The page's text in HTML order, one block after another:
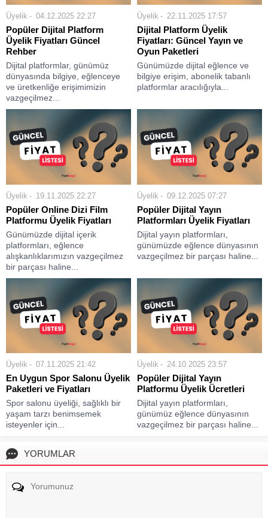
Üyelik 04.12.2025 22:27
Popüler Dijital Platform
Üyelik Fiyatları Güncel
Rehber
Dijital platformlar, günümüz
dünyasında bilgiye, eğlenceye
ve üretkenliğe erişimimizin
vazgeçilmez...
Üyelik 22.11.2025 17:57
Dijital Platform Üyelik
Fiyatları: Güncel Yayın ve
Oyun Paketleri
Günümüzde dijital eğlence ve
bilgiye erişim, abonelik tabanlı
platformlar aracılığıyla...
Üyelik 19.11.2025 22:27
Popüler Online Dizi Film
Platformu Üyelik Fiyatları
Günümüzde dijital içerik
platformları, eğlence
alışkanlıklarımızın vazgeçilmez
bir parçası haline...
Üyelik 09.12.2025 07:27
Popüler Dijital Yayın
Platformları Üyelik Fiyatları
Dijital yayın platformları,
günümüzde eğlence dünyasının
vazgeçilmez bir parçası haline...
Üyelik 07.11.2025 21:42
En Uygun Spor Salonu Üyelik
Paketleri ve Fiyatları
Spor salonu üyeliği, sağlıklı bir
yaşam tarzı benimsemek
isteyenler için...
Üyelik 24.10.2025 23:57
Popüler Dijital Yayın
Platformu Üyelik Ücretleri
Dijital yayın platformları,
günümüz eğlence dünyasının
vazgeçilmez bir parçası haline...
YORUMLAR